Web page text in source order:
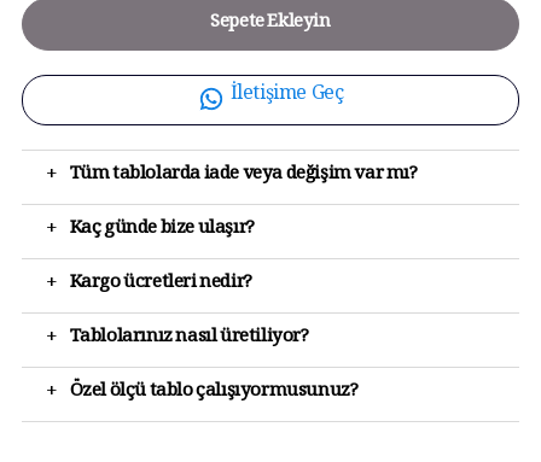
Sepete Ekleyin
İletişime Geç
+ Tüm tablolarda iade veya değişim var mı?
+ Kaç günde bize ulaşır?
+ Kargo ücretleri nedir?
+ Tablolarınız nasıl üretiliyor?
+ Özel ölçü tablo çalışıyormusunuz?